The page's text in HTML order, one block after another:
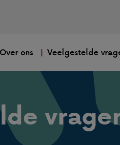
Over ons Veelgestelde